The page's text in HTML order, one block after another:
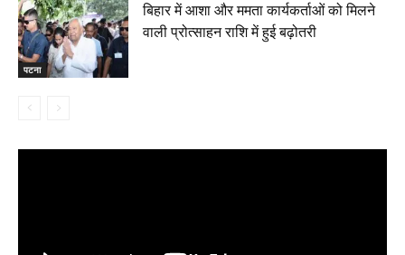
पटना
बिहार में आशा और ममता कार्यकर्ताओं को मिलने
वाली प्रोत्साहन राशि में हुई बढ़ोतरी